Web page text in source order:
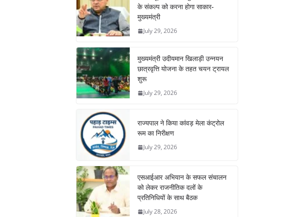
के संकल्प को करना होगा साकार-
मुख्यमंत्री
July 29, 2026
मुख्यमंत्री उदीयमान खिलाड़ी उन्नयन
छात्रवृत्ति योजना के तहत चयन ट्रायल
शुरू
July 29, 2026
राज्यपाल ने किया कांवड़ मेला कंट्रोल
रूम का निरीक्षण
July 29, 2026
एसआईआर अभियान के सफल संचालन
को लेकर राजनीतिक दलों के
प्रतिनिधियों के साथ बैठक
July 28, 2026